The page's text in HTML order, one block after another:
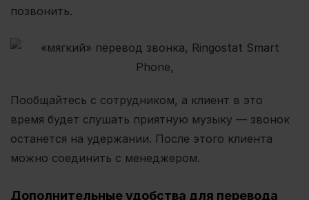
позвонить.
Пообщайтесь с сотрудником, а клиент в это
время будет слушать приятную музыку — звонок
останется на удержании. После этого клиента
можно соединить с менеджером.
Дополнительные удобства для перевода